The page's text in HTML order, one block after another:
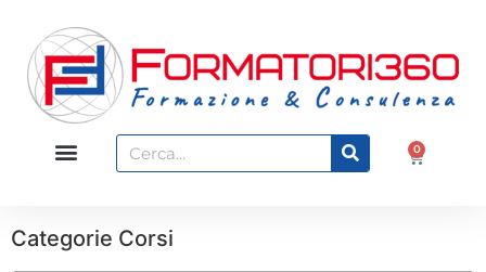
0
Categorie Corsi